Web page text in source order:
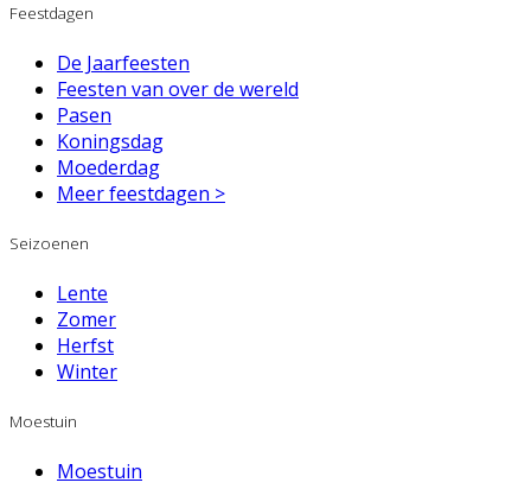
Feestdagen
De Jaarfeesten
Feesten van over de wereld
Pasen
Koningsdag
Moederdag
Meer feestdagen >
Seizoenen
Lente
Zomer
Herfst
Winter
Moestuin
Moestuin